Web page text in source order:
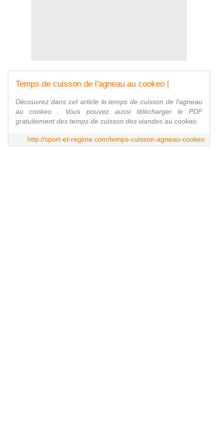
Temps de cuisson de l'agneau au cookeo |
Découvrez dans cet article le temps de cuisson de l'agneau
au cookeo . Vous pouvez aussi télécharger le PDF
gratuitement des temps de cuisson des viandes au cookeo
http://sport-et-regime.com/temps-cuisson-agneau-cookeo